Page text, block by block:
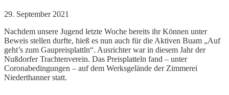
29. September 2021
Nachdem unsere Jugend letzte Woche bereits ihr Können unter
Beweis stellen durfte, hieß es nun auch für die Aktiven Buam „Auf
geht’s zum Gaupreisplattln“. Ausrichter war in diesem Jahr der
Nußdorfer Trachtenverein. Das Preisplatteln fand – unter
Coronabedingungen – auf dem Werksgelände der Zimmerei
Niederthanner statt.